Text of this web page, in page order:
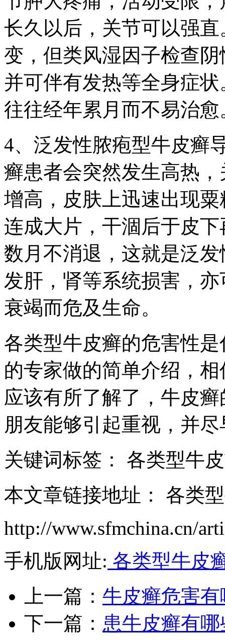
长久以后，关节可以强
变，但类风湿因子检查
并可伴有发热等全身症
往往经年累月而不易治愈
4、泛发性脓疱型牛皮癣
癣患者会突然发生高热
增高，皮肤上迅速出现
连成大片，干涸后于皮
数月不消退，这就是泛
发肝，肾等系统损害，
衰竭而危及生命。
各类型牛皮癣的危害性
的专家做的简单介绍，
应该有所了解了，牛皮
朋友能够引起重视，并
关键词标签： 各类型牛
本文章链接地址： 各类
http://www.sfmchina.cn/
手机版网址: 各类型牛皮
上一篇： 牛皮癣危害有
下一篇： 患牛皮癣有